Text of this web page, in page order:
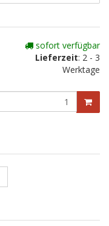
sofort verfügbar
Lieferzeit: 2 - 3
Werktage